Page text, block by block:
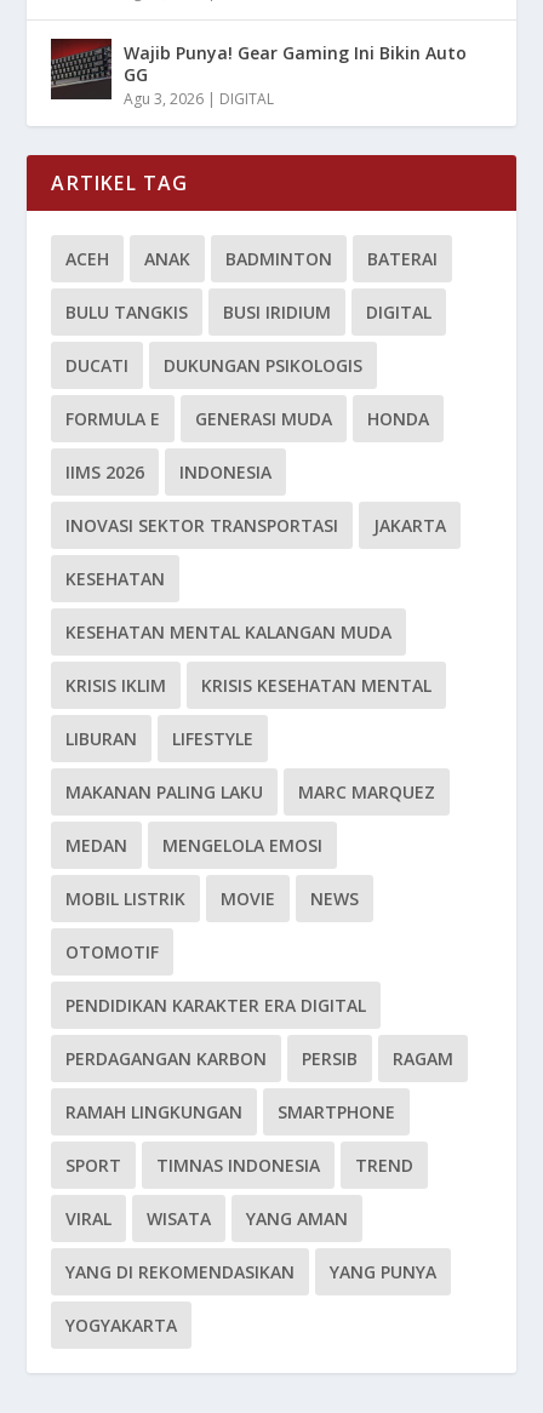
Wajib Punya! Gear Gaming Ini Bikin Auto
GG
Agu 3, 2026 | DIGITAL
ARTIKEL TAG
ACEH ANAK BADMINTON BATERAI
BULU TANGKIS BUSI IRIDIUM DIGITAL
DUCATI DUKUNGAN PSIKOLOGIS
FORMULA E GENERASI MUDA HONDA
IIMS 2026 INDONESIA
INOVASI SEKTOR TRANSPORTASI JAKARTA
KESEHATAN
KESEHATAN MENTAL KALANGAN MUDA
KRISIS IKLIM KRISIS KESEHATAN MENTAL
LIBURAN LIFESTYLE
MAKANAN PALING LAKU MARC MARQUEZ
MEDAN MENGELOLA EMOSI
MOBIL LISTRIK MOVIE NEWS
OTOMOTIF
PENDIDIKAN KARAKTER ERA DIGITAL
PERDAGANGAN KARBON PERSIB RAGAM
RAMAH LINGKUNGAN SMARTPHONE
SPORT TIMNAS INDONESIA TREND
VIRAL WISATA YANG AMAN
YANG DI REKOMENDASIKAN YANG PUNYA
YOGYAKARTA